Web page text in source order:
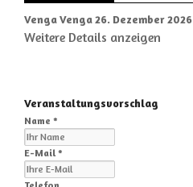
Venga Venga26. Dezember 2026
Weitere Details anzeigen
Veranstaltungsvorschlag
Name *
E-Mail *